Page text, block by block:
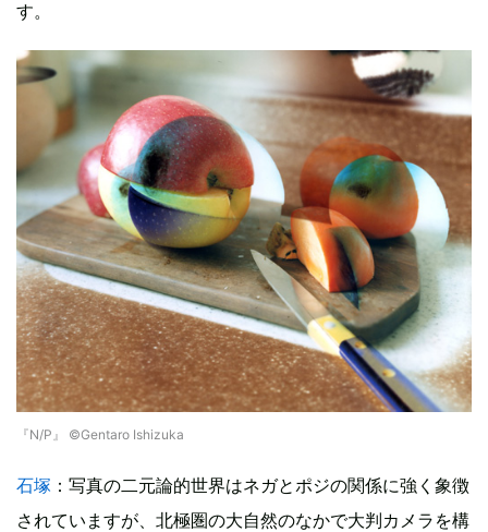
す。
『N/P』 ©Gentaro Ishizuka
石塚 ：写真の二元論的世界はネガとポジの関係に強く象徴
されていますが、北極圏の大自然のなかで大判カメラを構